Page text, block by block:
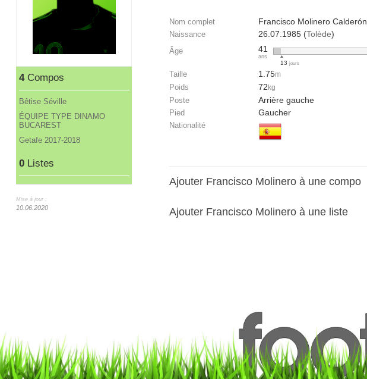
4Compos
Bêtise Séville
ÉQUIPE TYPE DINAMO
BUCAREST
Getafe 2017-2018
0Listes
Mise à jour :
10.06.2020
Nom complet Francisco Molinero Calderón
Naissance 26.07.1985 (Tolède)
Âge 41
ans
13 jours
Taille 1.75m
Poids 72 kg
Poste Arrière gauche
Pied Gaucher
Nationalité
Ajouter Francisco Molinero à une compo
Ajouter Francisco Molinero à une liste